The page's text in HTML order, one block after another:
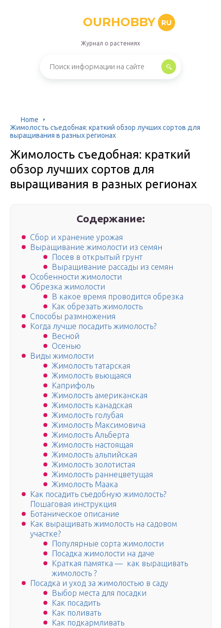
OURHOBBY RU
Журнал о растениях
Home
Жимолость съедобная: краткий обзор лучших сортов для
выращивания в разных регионах
Жимолость съедобная: краткий
обзор лучших сортов для
выращивания в разных регионах
Содержание:
Сбор и хранение урожая
Выращивание жимолости из семян
Посев в открытый грунт
Выращивание рассады из семян
Особенности жимолости
Обрезка жимолости
В какое время проводится обрезка
Как обрезать жимолость
Способы размножения
Когда лучше посадить жимолость?
Весной
Осенью
Виды жимолости
Жимолость татарская
Жимолость вьющаяся
Каприфоль
Жимолость американская
Жимолость канадская
Жимолость голубая
Жимолость Максимовича
Жимолость Альберта
Жимолость настоящая
Жимолость альпийская
Жимолость золотистая
Жимолость раннецветущая
Жимолость Маака
Как посадить съедобную жимолость?
Пошаговая инструкция
Ботаническое описание
Как выращивать жимолость на садовом
участке?
Популярные сорта жимолости
Посадка жимолости на даче
Краткая памятка — как выращивать
жимолость ?
Посадка и уход за жимолостью в саду
Выбор места для посадки
Как посадить
Как поливать
Как подкармливать